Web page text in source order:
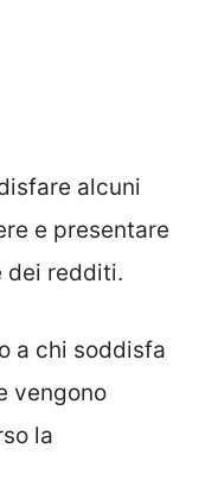
alcuni
e presentare
dei redditi.
a chi soddisfa
vengono
la